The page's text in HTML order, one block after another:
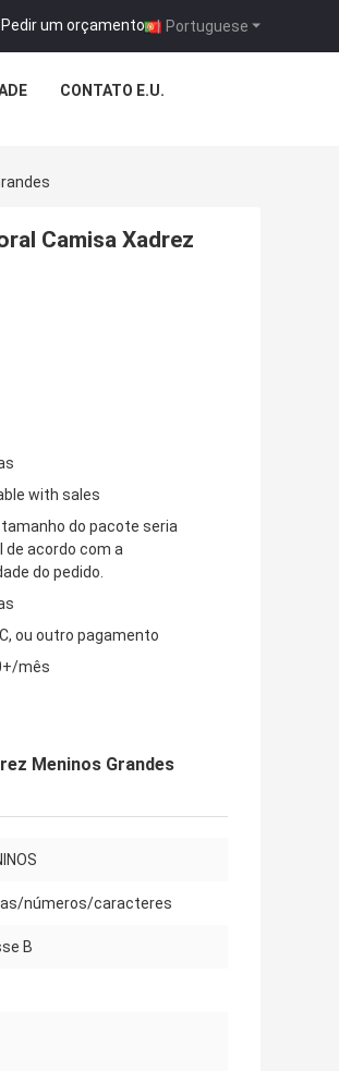
Portuguese
Pedir um orçamento |
CONTATO E.U.
Camisa Xadrez
with sales
tamanho do pacote seria
de acordo com a
do pedido.
ou outro pagamento
mês
Meninos Grandes
números/caracteres
B